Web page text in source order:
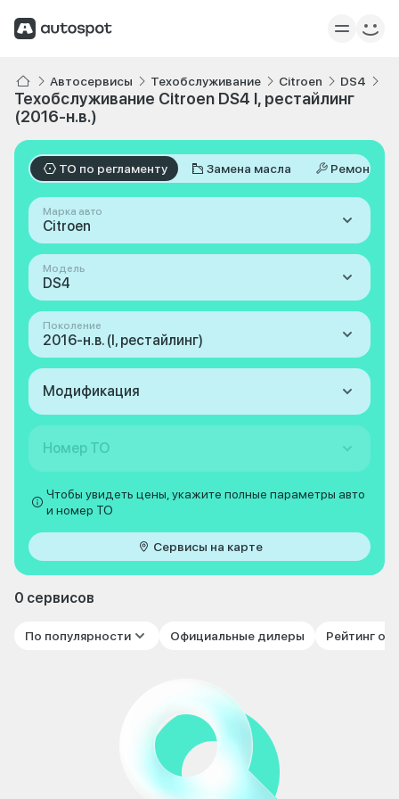
Автосервисы Техобслуживание Citroen DS4
Техобслуживание Citroen DS4 I, рестайлинг
(2016-н.в.)
ТО по регламенту Замена масла Ремонт
Марка авто
Citroen
Модель
DS4
Поколение
2016-н.в. (I, рестайлинг)
Модификация
Номер ТО
Чтобы увидеть цены, укажите полные параметры авто
и номер ТО
Сервисы на карте
0 сервисов
По популярности Официальные дилеры Рейтинг